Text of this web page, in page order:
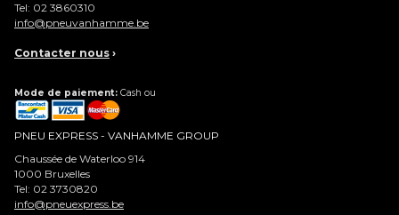
Tel: 02 3860310
info@pneuvanhamme.be
Contacter nous ›
Mode de paiement: Cash ou
PNEU EXPRESS - VANHAMME GROUP
Chaussée de Waterloo 914
1000 Bruxelles
Tel: 02 3730820
info@pneuexpress.be